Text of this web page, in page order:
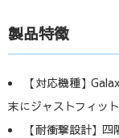
製品特徴
【対応機種】
末にジャストフィッ
【耐衝撃設計】